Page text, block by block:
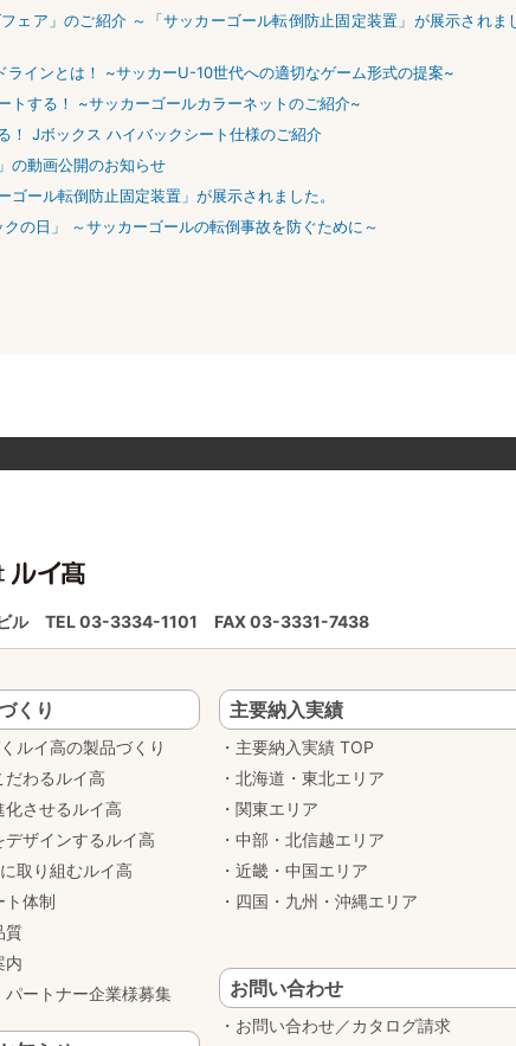
ェア」のご紹介 ～「サッカーゴール転倒防止固定装置」が展示されま
ラインとは！ ~サッカーU-10世代への適切なゲーム形式の提案~
トする！ ~サッカーゴールカラーネットのご紹介~
！ Jボックス ハイバックシート仕様のご紹介
の動画公開のお知らせ
ゴール転倒防止固定装置」が展示されました。
の日」 ～サッカーゴールの転倒事故を防ぐために～
ル TEL 03-3334-1101 FAX 03-3331-7438
くり
ルイ高の製品づくり
だわるルイ高
させるルイ高
デザインするルイ高
取り組むルイ高
ト体制
質
内
パートナー企業様募集
主要納入実績
主要納入実績 TOP
北海道・東北エリア
関東エリア
中部・北信越エリア
近畿・中国エリア
四国・九州・沖縄エリア
お問い合わせ
お問い合わせ／カタログ請求